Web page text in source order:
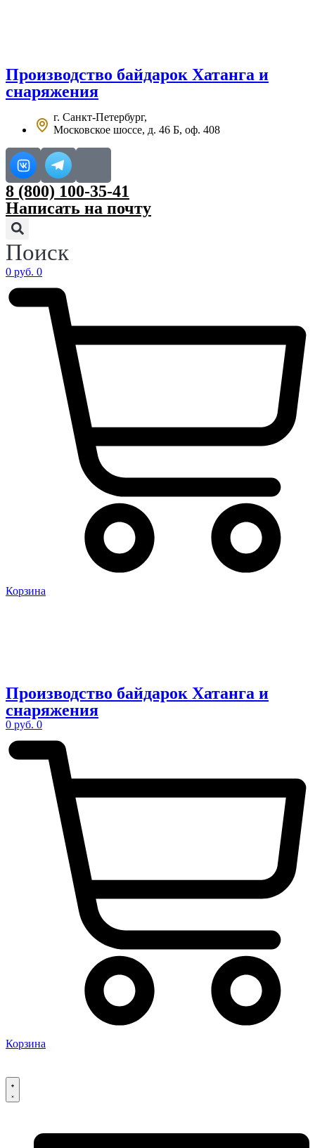
Производство байдарок Хатанга и
снаряжения
г. Санкт-Петербург,
Московское шоссе, д. 46 Б, оф. 408
8 (800) 100-35-41
Написать на почту
Поиск
0 руб. 0
Корзина
Производство байдарок Хатанга и
снаряжения
0 руб. 0
Корзина